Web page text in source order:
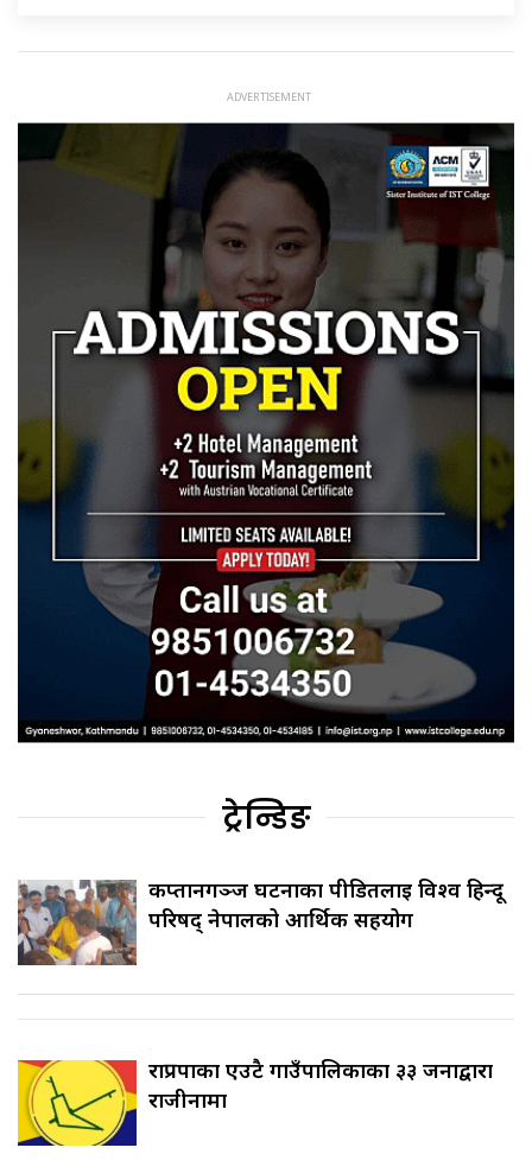
ट्रेन्डिङ
कप्तानगञ्ज घटनाका पीडितलाई विश्व हिन्दू
परिषद् नेपालको आर्थिक सहयोग
राप्रपाका एउटै गाउँपालिकाका ३३ जनाद्वारा
राजीनामा